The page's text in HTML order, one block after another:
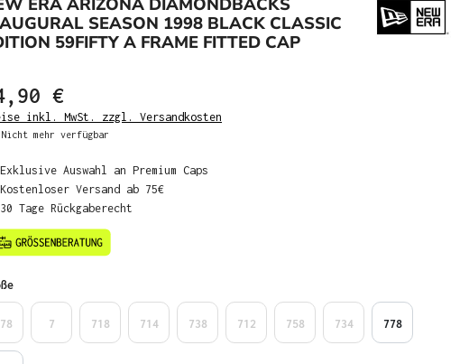
SEASON 1998 BLACK CLASSIC
59FIFTY A FRAME FITTED CAP
€
inkl. MwSt. zzgl. Versandkosten
Nicht mehr verfügbar
Auswahl an Premium Caps
Versand ab 75€
Tage Rückgaberecht
auswählen
7 718 714 738 712 758 734 778